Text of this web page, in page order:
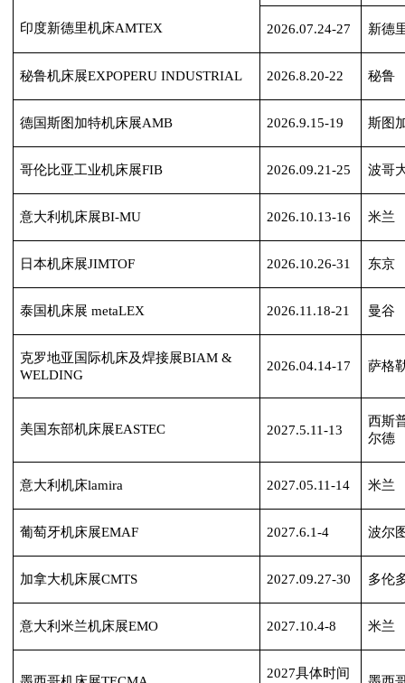
印度新德里机床AMTEX 2026.07.24-27 新德
秘鲁机床展EXPOPERU INDUSTRIAL 2026.8.20-22 秘鲁
德国斯图加特机床展AMB 2026.9.15-19 斯图
哥伦比亚工业机床展FIB 2026.09.21-25 波哥
意大利机床展BI-MU 2026.10.13-16 米兰
日本机床展JIMTOF 2026.10.26-31 东京
泰国机床展 metaLEX 2026.11.18-21 曼谷
克罗地亚国际机床及焊接展BIAM &
WELDING
2026.04.14-17 萨格
美国东部机床展EASTEC 2027.5.11-13
西斯
尔德
意大利机床lamira 2027.05.11-14 米兰
葡萄牙机床展EMAF 2027.6.1-4 波尔
加拿大机床展CMTS 2027.09.27-30 多伦
意大利米兰机床展EMO 2027.10.4-8 米兰
2027具体时间